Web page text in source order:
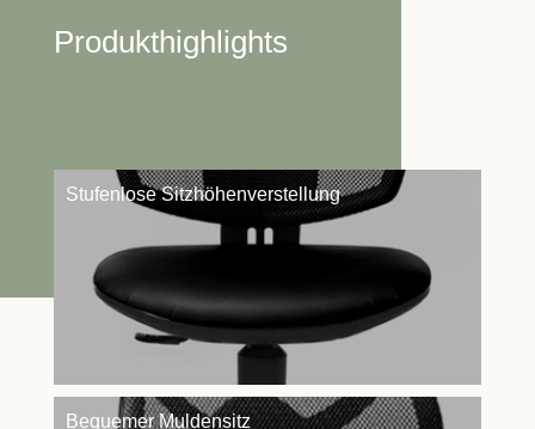
Produkthighlights
Stufenlose Sitzhöhenverstellung
Bequemer Muldensitz